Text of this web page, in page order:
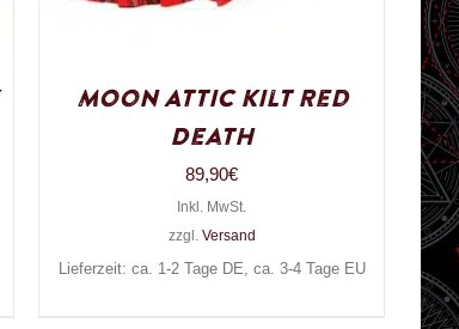
Moon Attic Kilt Red
Death
89,90€
Inkl. MwSt.
zzgl. Versand
Lieferzeit: ca. 1-2 Tage DE, ca. 3-4 Tage EU